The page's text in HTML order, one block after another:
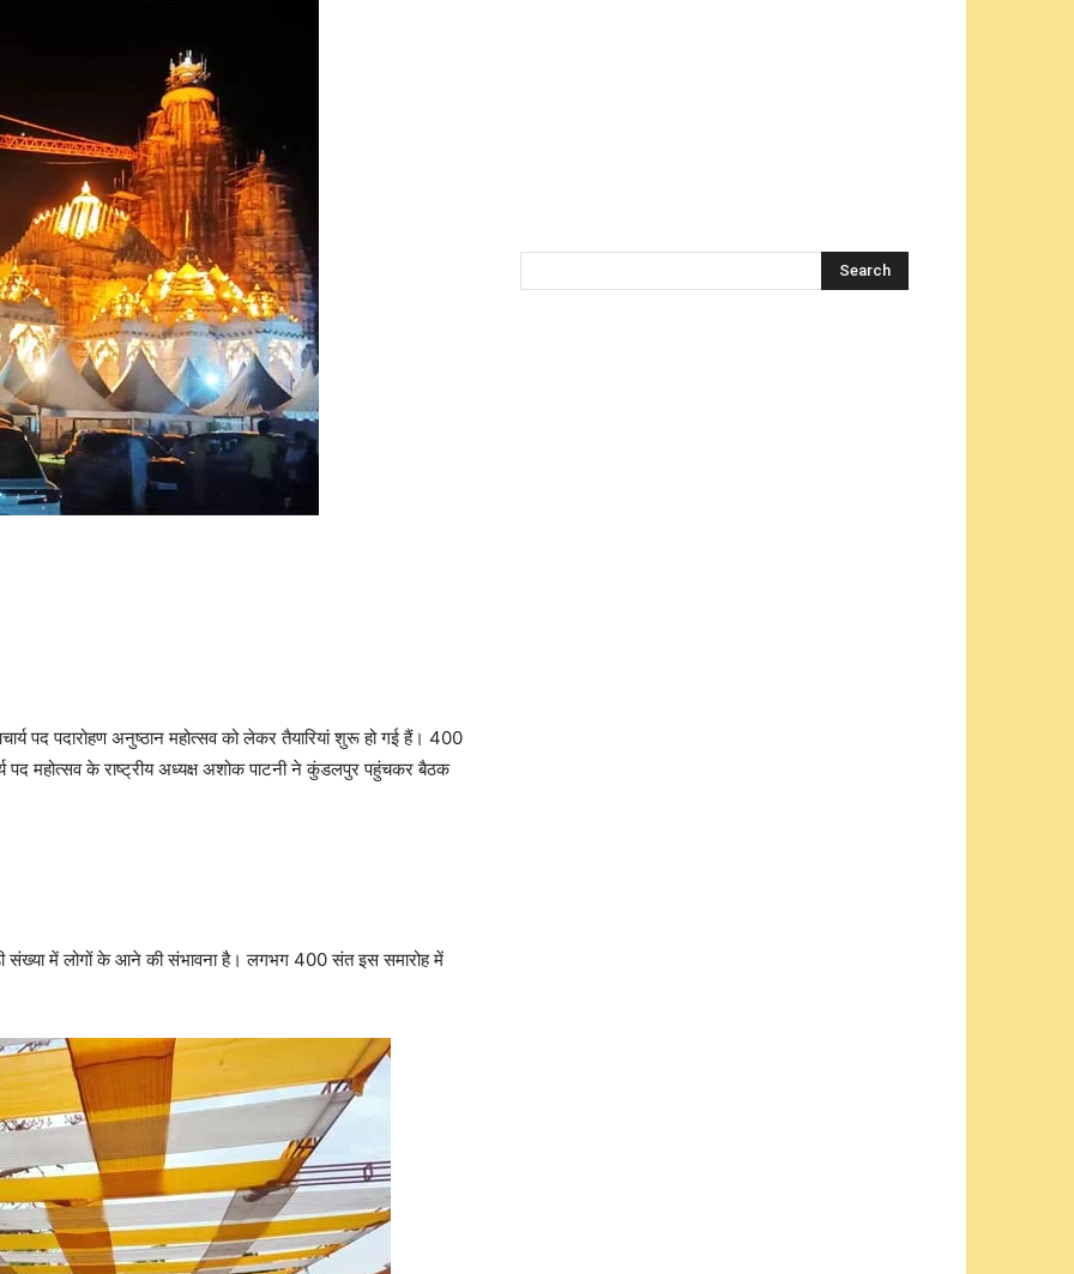
पद पदारोहण अनुष्ठान महोत्सव को लेकर तैयारियां शुरू हो गई हैं। 400
पद महोत्सव के राष्ट्रीय अध्यक्ष अशोक पाटनी ने कुंडलपुर पहुंचकर बैठक
संख्या में लोगों के आने की संभावना है। लगभग 400 संत इस समारोह में